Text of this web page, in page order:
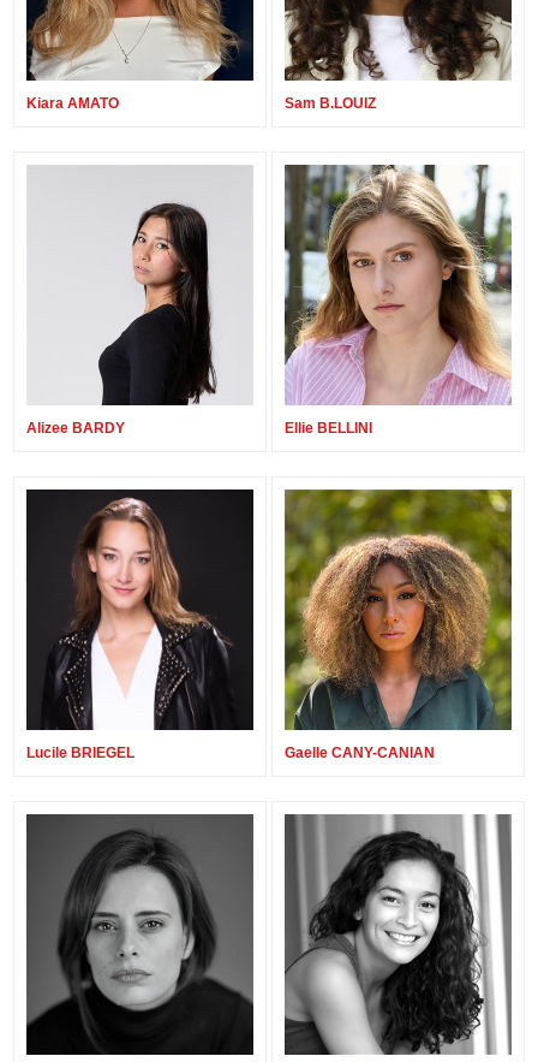
Latin
Toutes les langues
Kiara AMATO Sam B.LOUIZ
Alizee BARDY Ellie BELLINI
Lucile BRIEGEL Gaelle CANY-CANIAN